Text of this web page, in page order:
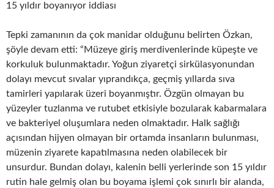
15 yıldır boyanıyor iddiası
Tepki zamanının da çok manidar olduğunu belirten Özkan,
şöyle devam etti: “Müzeye giriş merdivenlerinde küpeşte ve
korkuluk bulunmaktadır. Yoğun ziyaretçi sirkülasyonundan
dolayı mevcut sıvalar yıprandıkça, geçmiş yıllarda sıva
tamirleri yapılarak üzeri boyanmıştır. Özgün olmayan bu
yüzeyler tuzlanma ve rutubet etkisiyle bozularak kabarmalara
ve bakteriyel oluşumlara neden olmaktadır. Halk sağlığı
açısından hijyen olmayan bir ortamda insanların bulunması,
müzenin ziyarete kapatılmasına neden olabilecek bir
unsurdur. Bundan dolayı, kalenin belli yerlerinde son 15 yıldır
rutin hale gelmiş olan bu boyama işlemi çok sınırlı bir alanda,